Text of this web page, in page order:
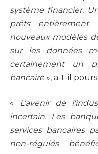
système financier.
prêts
nouveaux modèles
sur les données
certainement un
bancaire », a-t-il
«
L’avenir de
incertain. Les
services bancaires
non-régulés